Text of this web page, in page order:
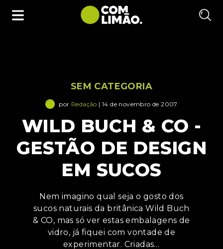
SEM CATEGORIA
por Redação | 14 de novembro de 2007
WILD BUCH & CO -
GESTÃO DE DESIGN
EM SUCOS
Nem imagino qual seja o gosto dos
sucos naturais da britânica Wild Buch
& CO, mas só ver estas embalagens de
vidro, já fiquei com vontade de
experimentar. Criadas…